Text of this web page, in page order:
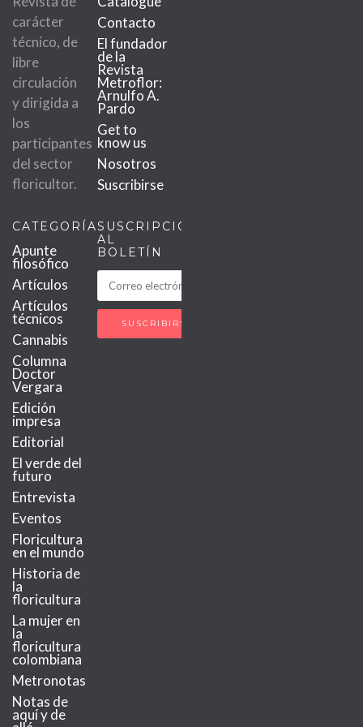
carácter
técnico, de
libre
circulación
y dirigida a
los
participantes
del sector
floricultor.
Contacto
El fundador
de la
Revista
Metroflor:
Arnulfo A.
Pardo
Get to
know us
Nosotros
Suscribirse
CATEGORÍAS
Apunte
filosófico
Artículos
Artículos
técnicos
Cannabis
Columna
Doctor
Vergara
Edición
impresa
Editorial
El verde del
futuro
Entrevista
Eventos
Floricultura
en el mundo
Historia de
la
floricultura
La mujer en
la
floricultura
colombiana
Metronotas
Notas de
aquí y de
SUSCRIPCIÓN
AL
BOLETÍN